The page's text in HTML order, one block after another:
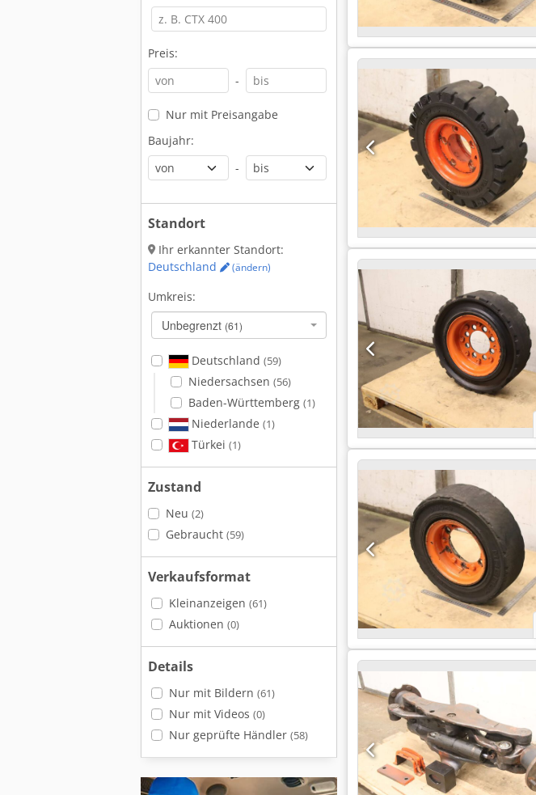
Preis:
-
Nur mit Preisangabe
Baujahr:
-
Standort
Ihr erkannter Standort:
Deutschland
(ändern)
Umkreis:
Unbegrenzt (61)
Deutschland (59)
Niedersachsen (56)
Baden-Württemberg (1)
Niederlande (1)
Türkei (1)
Zustand
Neu (2)
Gebraucht (59)
Verkaufsformat
Kleinanzeigen (61)
Auktionen (0)
Details
Nur mit Bildern (61)
Nur mit Videos (0)
Nur geprüfte Händler (58)